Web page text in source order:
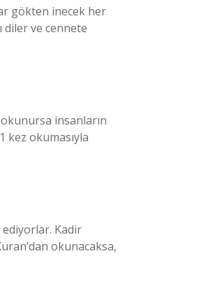
gökten inecek her
diler ve cennete
insanların
kez okumasıyla
ediyorlar. Kadir
okunacaksa,